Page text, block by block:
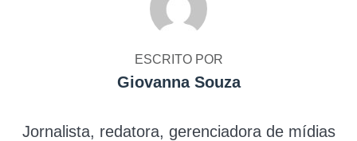
ESCRITO POR
Giovanna Souza
Jornalista, redatora, gerenciadora de mídias